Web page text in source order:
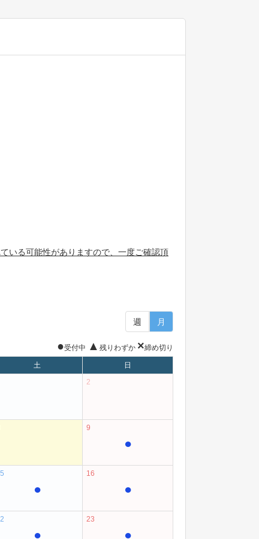
いる可能性がありますので、一度ご確認頂
週 月
●受付中 ▲ 残りわずか ×締め切り
土
日
2
9
●
●
16
●
●
23
●